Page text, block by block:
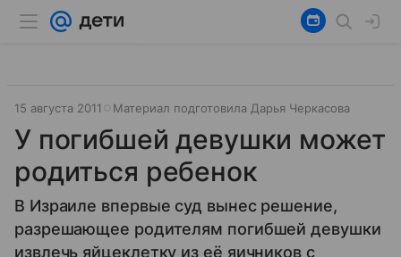
15 августа 2011 Материал подготовила Дарья Черкасова
У погибшей девушки может
родиться ребенок
В Израиле впервые суд вынес решение,
разрешающее родителям погибшей девушки
извлечь яйцеклетку из её яичников с